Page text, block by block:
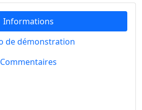
Informations
de démonstration
Commentaires